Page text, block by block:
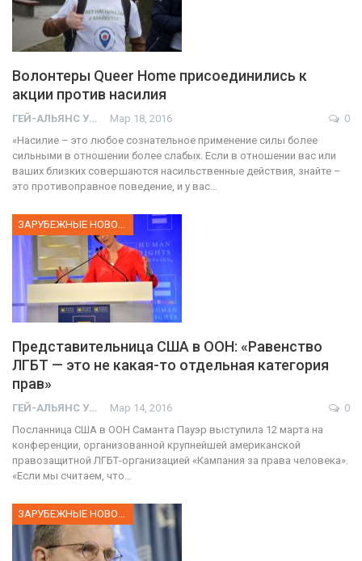
Волонтеры Queer Home присоединились к
акции против насилия
ГЕЙ-АЛЬЯНС УКРАИНА Мар 18, 2016
0
«Насилие – это любое сознательное применение силы более
сильными в отношении более слабых. Если в отношении вас или
ваших близких совершаются насильственные действия, знайте –
это противоправное поведение, и у вас…
Представительница США в ООН: «Равенство
ЛГБТ — это не какая-то отдельная категория
прав»
ГЕЙ-АЛЬЯНС УКРАИНА Мар 14, 2016
0
Посланница США в ООН Саманта Пауэр выступила 12 марта на
конференции, организованной крупнейшей американской
правозащитной ЛГБТ-организацией «Кампания за права человека».
«Если мы считаем, что…
ЗАРУБЕЖНЫЕ НОВОСТИ